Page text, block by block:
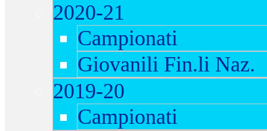
2020-21
Campionati
Giovanili Fin.li Naz.
2019-20
Campionati